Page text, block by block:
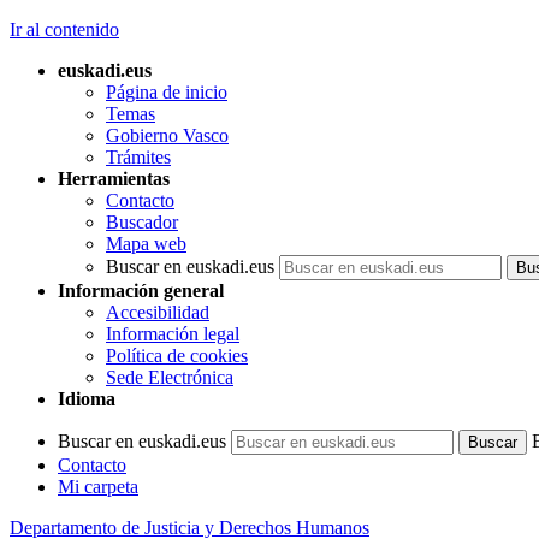
Ir al contenido
euskadi.eus
Página de inicio
Temas
Gobierno Vasco
Trámites
Herramientas
Contacto
Buscador
Mapa web
Buscar en euskadi.eus
Información general
Accesibilidad
Información legal
Política de cookies
Sede Electrónica
Idioma
Buscar en euskadi.eus
Contacto
Mi carpeta
Departamento de Justicia y Derechos Humanos